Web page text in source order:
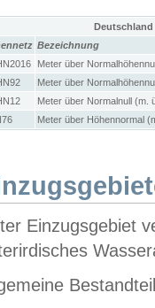
Bezeichnung
Meter über
Meter über
Meter über Normalnull (m.
Meter über Höhennormal
Einzugsgebiet